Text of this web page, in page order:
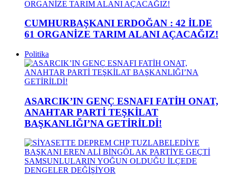
CUMHURBAŞKANI ERDOĞAN : 42 İLDE
61 ORGANİZE TARIM ALANI AÇACAĞIZ!
Politika
ASARCIK’IN GENÇ ESNAFI FATİH ONAT,
ANAHTAR PARTİ TEŞKİLAT
BAŞKANLIĞI’NA GETİRİLDİ!